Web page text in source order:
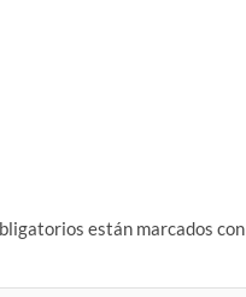
están marcados con